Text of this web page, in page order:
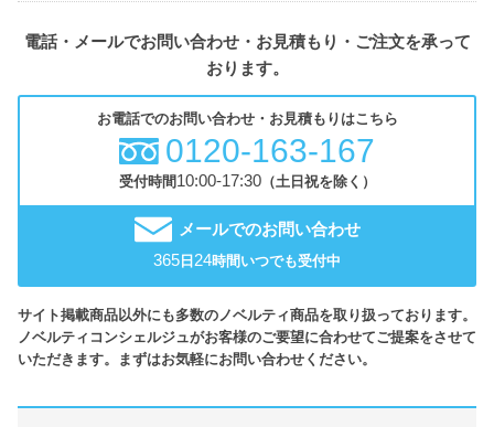
電話・メールでお問い合わせ・お見積もり・ご注文を承って
おります。
お電話でのお問い合わせ・お見積もりはこちら
0120-163-167
受付時間10:00-17:30（土日祝を除く）
メールでのお問い合わせ
365日24時間いつでも受付中
サイト掲載商品以外にも多数のノベルティ商品を取り扱っております。
ノベルティコンシェルジュがお客様のご要望に合わせてご提案をさせて
いただきます。まずはお気軽にお問い合わせください。